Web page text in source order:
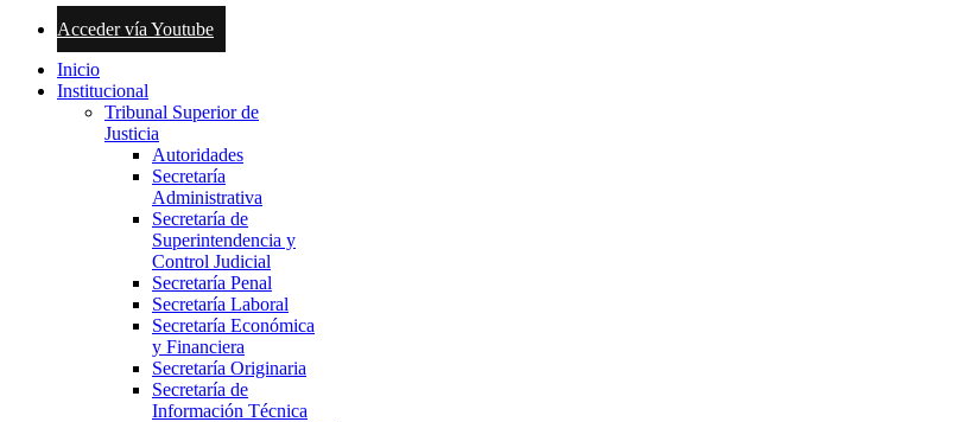
Acceder vía Youtube
Inicio
Institucional
Tribunal Superior de
Justicia
Autoridades
Secretaría
Administrativa
Secretaría de
Superintendencia y
Control Judicial
Secretaría Penal
Secretaría Laboral
Secretaría Económica
y Financiera
Secretaría Originaria
Secretaría de
Información Técnica